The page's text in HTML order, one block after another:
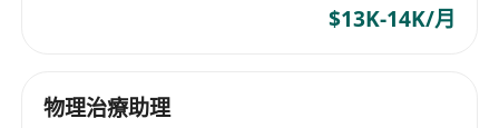
$13K-14K/月
物理治療助理